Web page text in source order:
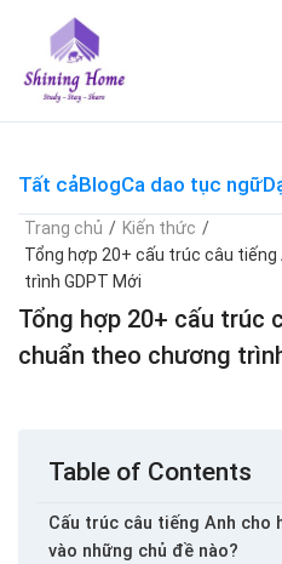
content
Tất cảBlogCa dao tục ngữ
Trang chủ / Kiến thức /
Tổng hợp 20+ cấu trúc câu
trình GDPT Mới
Tổng hợp 20+ cấu trúc
chuẩn theo chương
Table of Contents
Cấu trúc câu tiếng Anh cho
vào những chủ đề nào?